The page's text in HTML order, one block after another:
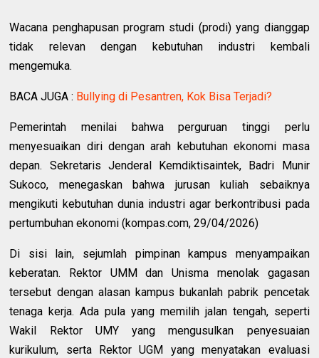
Wacana penghapusan program studi (prodi) yang dianggap
tidak relevan dengan kebutuhan industri kembali
mengemuka.
BACA JUGA : Bullying di Pesantren, Kok Bisa Terjadi?
Pemerintah menilai bahwa perguruan tinggi perlu
menyesuaikan diri dengan arah kebutuhan ekonomi masa
depan. Sekretaris Jenderal Kemdiktisaintek, Badri Munir
Sukoco, menegaskan bahwa jurusan kuliah sebaiknya
mengikuti kebutuhan dunia industri agar berkontribusi pada
pertumbuhan ekonomi (kompas.com, 29/04/2026)
Di sisi lain, sejumlah pimpinan kampus menyampaikan
keberatan. Rektor UMM dan Unisma menolak gagasan
tersebut dengan alasan kampus bukanlah pabrik pencetak
tenaga kerja. Ada pula yang memilih jalan tengah, seperti
Wakil Rektor UMY yang mengusulkan penyesuaian
kurikulum, serta Rektor UGM yang menyatakan evaluasi